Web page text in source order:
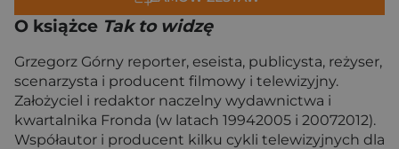
O książce Tak to widzę
Grzegorz Górny reporter, eseista, publicysta, reżyser,
scenarzysta i producent filmowy i telewizyjny.
Założyciel i redaktor naczelny wydawnictwa i
kwartalnika Fronda (w latach 19942005 i 20072012).
Współautor i producent kilku cykli telewizyjnych dla